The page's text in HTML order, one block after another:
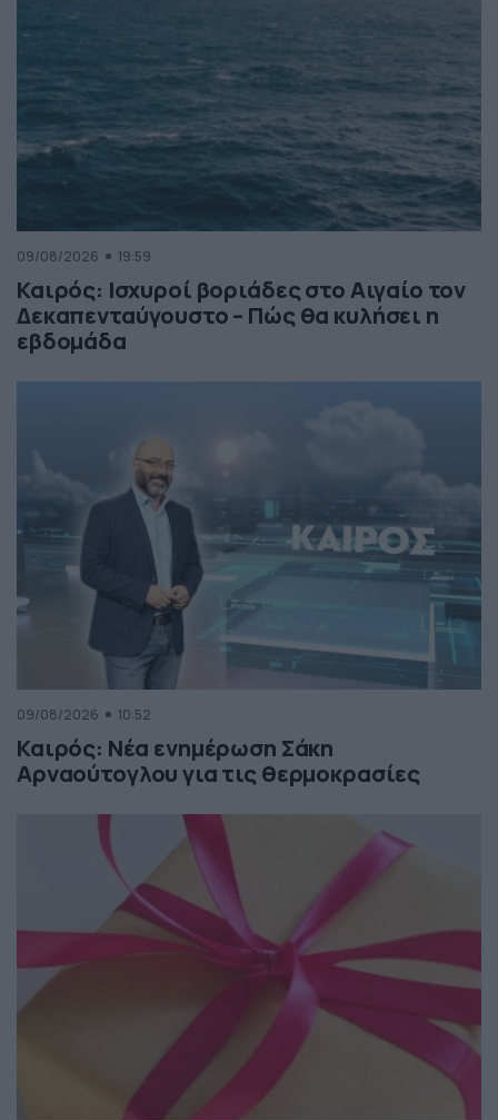
09/08/2026 19:59
Καιρός: Ισχυροί βοριάδες στο Αιγαίο τον
Δεκαπενταύγουστο – Πώς θα κυλήσει η
εβδομάδα
09/08/2026 10:52
Καιρός: Νέα ενημέρωση Σάκη
Αρναούτογλου για τις θερμοκρασίες